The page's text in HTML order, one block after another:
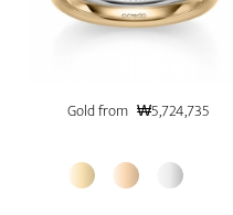
Gold from ₩5,724,735